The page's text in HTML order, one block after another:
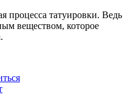
процесса татуировки. Ведь
веществом, которое